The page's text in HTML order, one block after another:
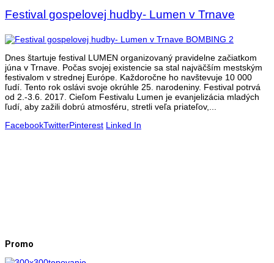
Festival gospelovej hudby- Lumen v Trnave
Dnes štartuje festival LUMEN organizovaný pravidelne začiatkom
júna v Trnave. Počas svojej existencie sa stal najväčším mestským
festivalom v strednej Európe. Každoročne ho navštevuje 10 000
ľudí. Tento rok oslávi svoje okrúhle 25. narodeniny. Festival potrvá
od 2.-3.6. 2017. Cieľom Festivalu Lumen je evanjelizácia mladých
ľudí, aby zažili dobrú atmosféru, stretli veľa priateľov,...
FacebookTwitterPinterest Linked In
Promo